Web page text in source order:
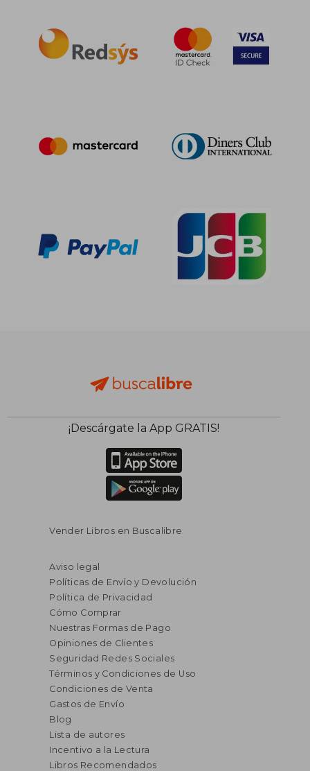
¡Descárgate la App GRATIS!
Vender Libros en Buscalibre
Aviso legal
Políticas de Envío y Devolución
Política de Privacidad
Cómo Comprar
Nuestras Formas de Pago
Opiniones de Clientes
Seguridad Redes Sociales
Términos y Condiciones de Uso
Condiciones de Venta
Gastos de Envío
Blog
Lista de autores
Incentivo a la Lectura
Libros Recomendados